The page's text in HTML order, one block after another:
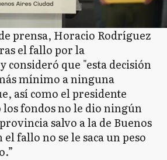
prensa, Horacio Rodríguez
el fallo por la
consideró que "esta decisión
mínimo a ninguna
así como el presidente
los fondos no le dio ningún
salvo a la de Buenos
fallo no se le saca un peso